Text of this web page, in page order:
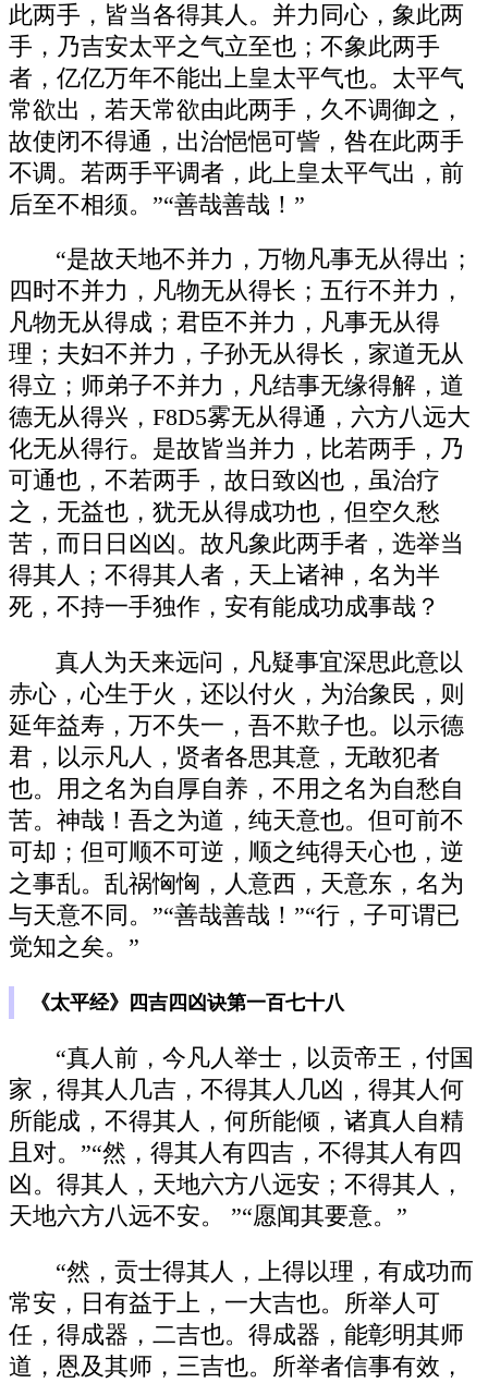
此两手，皆当各得其人。并力同心，象此两
手，乃吉安太平之气立至也；不象此两手
者，亿亿万年不能出上皇太平气也。太平气
常欲出，若天常欲由此两手，久不调御之，
故使闭不得通，出治悒悒可訾，咎在此两手
不调。若两手平调者，此上皇太平气出，前
后至不相须。”“善哉善哉！”
“是故天地不并力，万物凡事无从得出；
四时不并力，凡物无从得长；五行不并力，
凡物无从得成；君臣不并力，凡事无从得
理；夫妇不并力，子孙无从得长，家道无从
得立；师弟子不并力，凡结事无缘得解，道
德无从得兴，F8D5雾无从得通，六方八远大
化无从得行。是故皆当并力，比若两手，乃
可通也，不若两手，故日致凶也，虽治疗
之，无益也，犹无从得成功也，但空久愁
苦，而日日凶凶。故凡象此两手者，选举当
得其人；不得其人者，天上诸神，名为半
死，不持一手独作，安有能成功成事哉？
真人为天来远问，凡疑事宜深思此意以
赤心，心生于火，还以付火，为治象民，则
延年益寿，万不失一，吾不欺子也。以示德
君，以示凡人，贤者各思其意，无敢犯者
也。用之名为自厚自养，不用之名为自愁自
苦。神哉！吾之为道，纯天意也。但可前不
可却；但可顺不可逆，顺之纯得天心也，逆
之事乱。乱祸恟恟，人意西，天意东，名为
与天意不同。”“善哉善哉！”“行，子可谓已
觉知之矣。”
《太平经》四吉四凶诀第一百七十八
“真人前，今凡人举士，以贡帝王，付国
家，得其人几吉，不得其人几凶，得其人何
所能成，不得其人，何所能倾，诸真人自精
且对。”“然，得其人有四吉，不得其人有四
凶。得其人，天地六方八远安；不得其人，
天地六方八远不安。 ”“愿闻其要意。”
“然，贡士得其人，上得以理，有成功而
常安，日有益于上，一大吉也。所举人可
任，得成器，二吉也。得成器，能彰明其师
道，恩及其师，三吉也。所举者信事有效，